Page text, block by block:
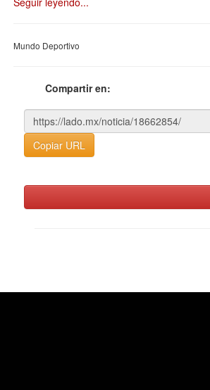
Mundo Deportivo
Compartir en:
Copiar URL